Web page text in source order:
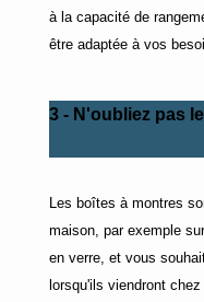
à la capacité de
être adaptée à vos
3 - N'oubliez pas
Les boîtes à montres
maison, par exemple
en verre, et vous
lorsqu'ils viendront